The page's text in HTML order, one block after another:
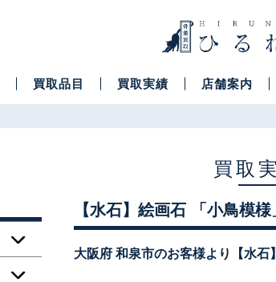
買取品目 買取実績 店舗案内
買取
【水石】絵画石 「小鳥模
大阪府 和泉市のお客様より【水石